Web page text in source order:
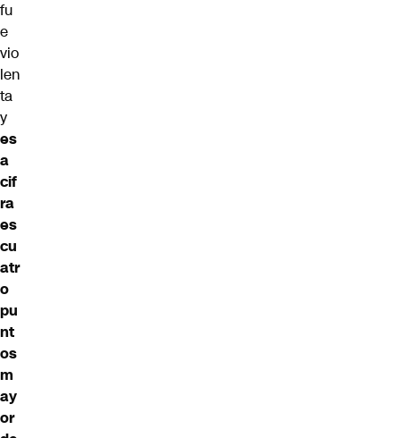
fu
e
vio
len
ta
y
es
a
cif
ra
es
cu
atr
o
pu
nt
os
m
ay
or